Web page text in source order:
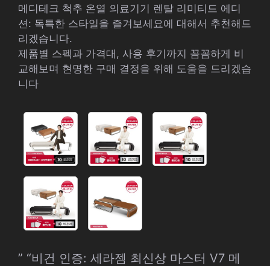
메디테크 척추 온열 의료기기 렌탈 리미티드 에디
션: 독특한 스타일을 즐겨보세요에 대해서 추천해드
리겠습니다.
제품별 스펙과 가격대, 사용 후기까지 꼼꼼하게 비
교해보며 현명한 구매 결정을 위해 도움을 드리겠습
니다
” “비건 인증: 세라젬 최신상 마스터 V7 메